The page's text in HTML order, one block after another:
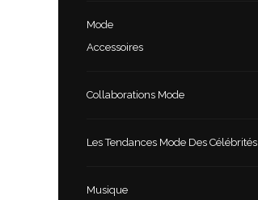
Mode
Accessoires
Collaborations Mode
Les Tendances Mode Des Célébrités
Musique